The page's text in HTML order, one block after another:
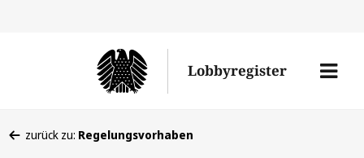
Lobbyregister
Menü
befinden
zurück zu: Regelungsvorhaben